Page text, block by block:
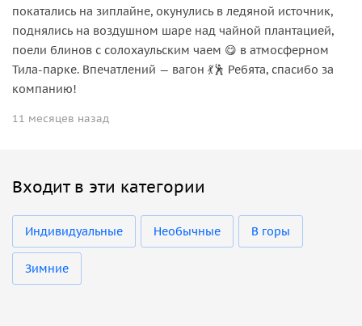
покатались на зиплайне, окунулись в ледяной источник,
поднялись на воздушном шаре над чайной плантацией,
поели блинов с солохаульским чаем 😋 в атмосферном
Тила-парке. Впечатлений — вагон 💃🕺 Ребята, спасибо за
компанию!
11 месяцев назад
Входит в эти категории
Индивидуальные Необычные В горы
Зимние